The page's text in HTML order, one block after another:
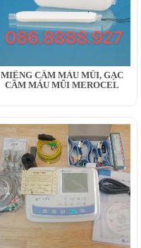
MIẾNG CẦM MÁU MŨI, GẠC
CẦM MÁU MŨI MEROCEL